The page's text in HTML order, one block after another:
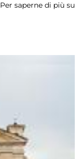
Per saperne di più su